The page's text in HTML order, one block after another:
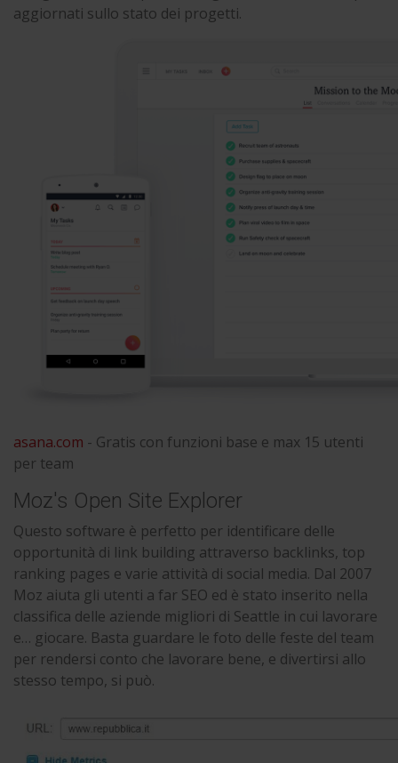
aggiornati sullo stato dei progetti.
asana.com - Gratis con funzioni base e max 15 utenti
per team
Moz's Open Site Explorer
Questo software è perfetto per identificare delle
opportunità di link building attraverso backlinks, top
ranking pages e varie attività di social media. Dal 2007
Moz aiuta gli utenti a far SEO ed è stato inserito nella
classifica delle aziende migliori di Seattle in cui lavorare
e… giocare. Basta guardare le foto delle feste del team
per rendersi conto che lavorare bene, e divertirsi allo
stesso tempo, si può.